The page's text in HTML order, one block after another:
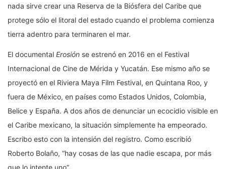
nada sirve crear una Reserva de la Biósfera del Caribe que
protege sólo el litoral del estado cuando el problema comienza
tierra adentro para terminaren el mar.
El documental Erosión se estrenó en 2016 en el Festival
Internacional de Cine de Mérida y Yucatán. Ese mismo año se
proyectó en el Riviera Maya Film Festival, en Quintana Roo, y
fuera de México, en países como Estados Unidos, Colombia,
Belice y España. A dos años de denunciar un ecocidio visible en
el Caribe mexicano, la situación simplemente ha empeorado.
Escribo esto con la intensión del registro. Como escribió
Roberto Bolaño, “hay cosas de las que nadie escapa, por más
que lo intente uno”.